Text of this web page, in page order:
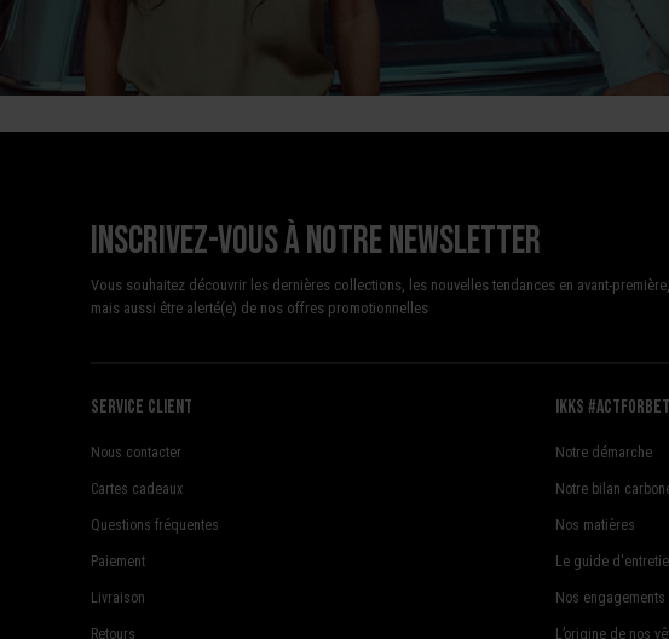
Inscrivez-vous à notre newsletter
Vous souhaitez découvrir les dernières collections, les nouvelles tendances en avant-première,
mais aussi être alerté(e) de nos offres promotionnelles
Service client
Nous contacter
Cartes cadeaux
Questions fréquentes
Paiement
Livraison
Retours
Ikks
Notre démarche
Notre bilan
Nos matières
Le guide
Nos
L’origine de nos